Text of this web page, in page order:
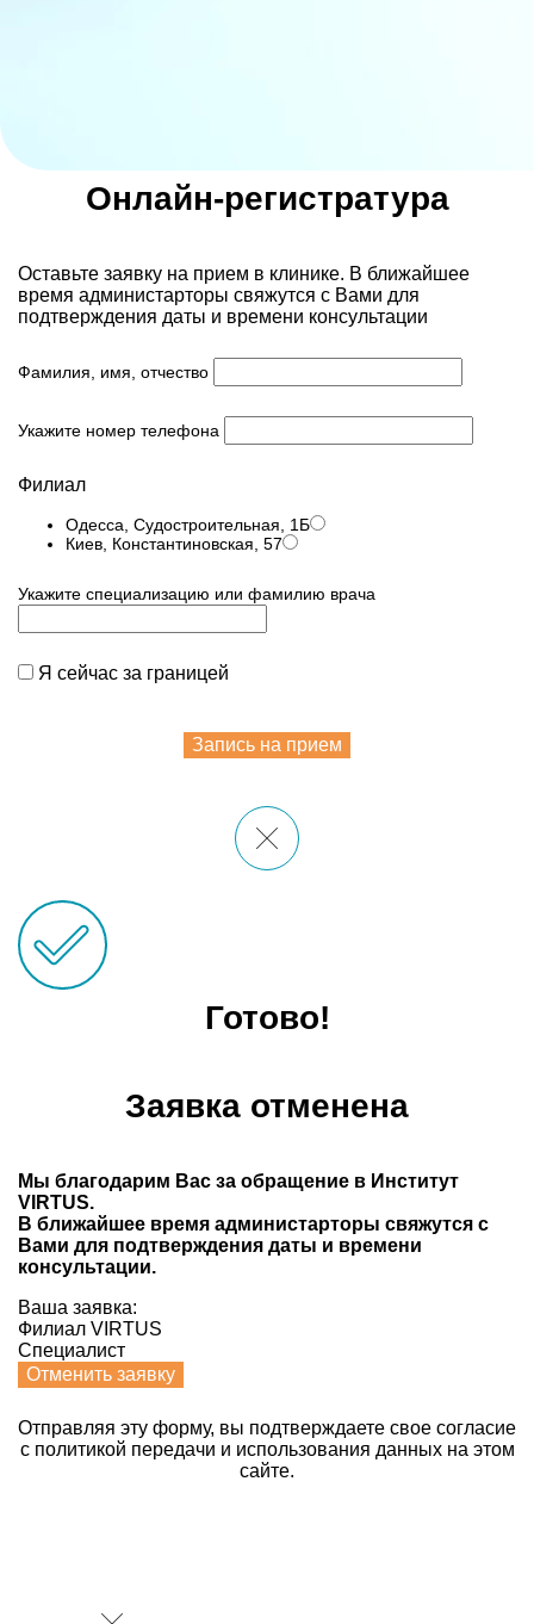
Онлайн-регистратура
Оставьте заявку на прием в клинике. В ближайшее
время администарторы свяжутся с Вами для
подтверждения даты и времени консультации
Фамилия, имя, отчество
Укажите номер телефона
Филиал
Одесса, Судостроительная, 1Б
Киев, Константиновская, 57
Укажите специализацию или фамилию врача
Я сейчас за границей
Запись на прием
Готово!
Заявка отменена
Мы благодарим Вас за обращение в Институт
VIRTUS.
В ближайшее время администарторы свяжутся с
Вами для подтверждения даты и времени
консультации.
Ваша заявка:
Филиал VIRTUS
Специалист
Отменить заявку
Отправляя эту форму, вы подтверждаете свое согласие
с политикой передачи и использования данных на этом
сайте.